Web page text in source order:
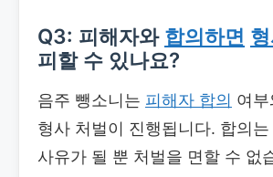
Q3: 피해자와 합의하면
피할 수 있나요?
음주 뺑소니는 피해자 합의 여부
형사 처벌이 진행됩니다. 합의는
사유가 될 뿐 처벌을 면할 수 없